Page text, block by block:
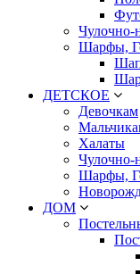
Чулочно-
Шарфы,
ДЕТСКОЕ
Девочкам
Халаты
Чулочно-
Шарфы,
ДОМ